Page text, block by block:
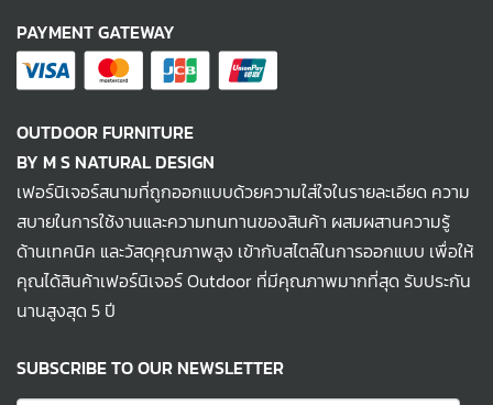
PAYMENT GATEWAY
OUTDOOR FURNITURE
BY M S NATURAL DESIGN
เฟอร์นิเจอร์สนามที่ถูกออกแบบด้วยความใส่ใจในรายละเอียด ความ
สบายในการใช้งานและความทนทานของสินค้า ผสมผสานความรู้
ด้านเทคนิค และวัสดุคุณภาพสูง เข้ากับสไตล์ในการออกแบบ เพื่อให้
คุณได้สินค้าเฟอร์นิเจอร์ Outdoor ที่มีคุณภาพมากที่สุด รับประกัน
นานสูงสุด 5 ปี
SUBSCRIBE TO OUR NEWSLETTER